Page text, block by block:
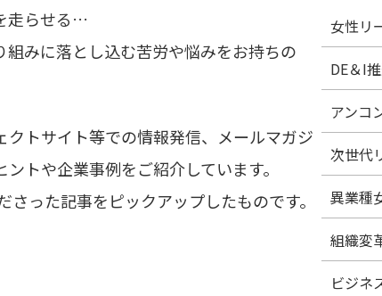
走らせる…
みに落とし込む苦労や悩みをお持ちの
トサイト等での情報発信、メールマガジ
トや企業事例をご紹介しています。
った記事をピックアップしたものです。
女性リ
DE＆I
アンコ
次世代
異業種
組織変
ビジネ